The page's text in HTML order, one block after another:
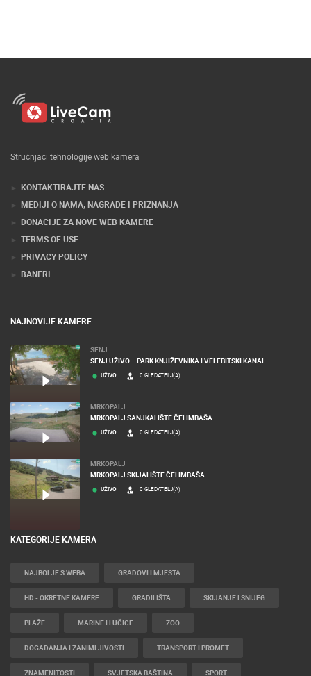
Stručnjaci tehnologije web kamera
KONTAKTIRAJTE NAS
MEDIJI O NAMA, NAGRADE I PRIZNANJA
DONACIJE ZA NOVE WEB KAMERE
TERMS OF USE
PRIVACY POLICY
BANERI
NAJNOVIJE KAMERE
SENJ
SENJ UŽIVO – PARK KNJIŽEVNIKA I VELEBITSKI KANAL
UŽIVO 0 GLEDATELJ(A)
MRKOPALJ
MRKOPALJ SANJKALIŠTE ČELIMBAŠA
UŽIVO 0 GLEDATELJ(A)
MRKOPALJ
MRKOPALJ SKIJALIŠTE ČELIMBAŠA
UŽIVO 0 GLEDATELJ(A)
KATEGORIJE KAMERA
NAJBOLJE S WEBA GRADOVI I MJESTA
HD - OKRETNE KAMERE GRADILIŠTA SKIJANJE I SNIJEG
PLAŽE MARINE I LUČICE ZOO
DOGAĐANJA I ZANIMLJIVOSTI TRANSPORT I PROMET
ZNAMENITOSTI SVJETSKA BAŠTINA SPORT